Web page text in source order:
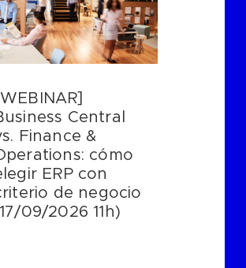
[WEBINAR]
Central
Finance &
cómo
ERP con
de negocio
09/2026 11h)